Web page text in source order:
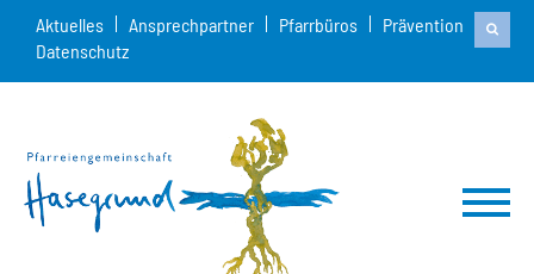
Aktuelles Ansprechpartner Pfarrbüros
Prävention
Datenschutz